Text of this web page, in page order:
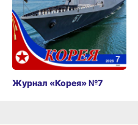
Журнал «Корея» №7